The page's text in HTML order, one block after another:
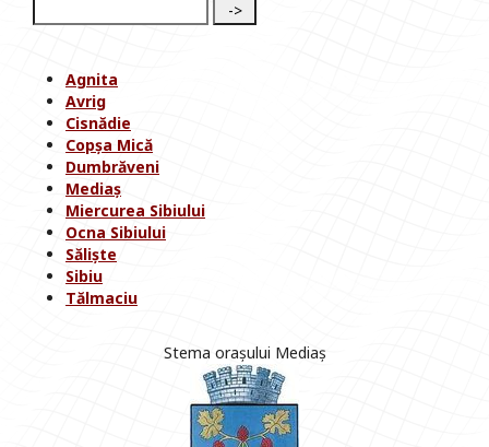
Agnita
Avrig
Cisnădie
Copșa Mică
Dumbrăveni
Mediaș
Miercurea Sibiului
Ocna Sibiului
Săliște
Sibiu
Tălmaciu
Stema orașului Mediaș